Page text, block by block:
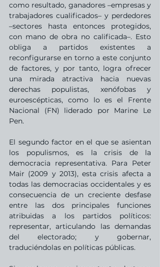
como resultado, ganadores –empresas y
trabajadores cualificados– y perdedores
–sectores hasta entonces protegidos,
con mano de obra no calificada–. Esto
obliga a partidos existentes a
reconfigurarse en torno a este conjunto
de factores, y por tanto, logra ofrecer
una mirada atractiva hacia nuevas
derechas populistas, xenófobas y
euroescépticas, como lo es el Frente
Nacional (FN) liderado por Marine Le
Pen.
El segundo factor en el que se asientan
los populismos, es la crisis de la
democracia representativa. Para Peter
Mair (2009 y 2013), esta crisis afecta a
todas las democracias occidentales y es
consecuencia de un creciente desfase
entre las dos principales funciones
atribuidas a los partidos políticos:
representar, articulando las demandas
del electorado; y gobernar,
traduciéndolas en políticas públicas.